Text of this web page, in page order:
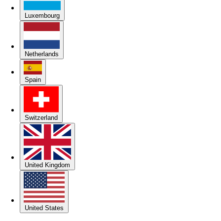
Luxembourg
Netherlands
Spain
Switzerland
United Kingdom
United States